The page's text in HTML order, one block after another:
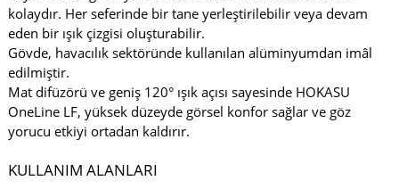
kolaydır. Her seferinde bir tane yerleştirilebilir veya devam
eden bir ışık çizgisi oluşturabilir.
Gövde, havacılık sektöründe kullanılan alüminyumdan imâl
edilmiştir.
Mat difüzörü ve geniş 120° ışık açısı sayesinde HOKASU
OneLine LF, yüksek düzeyde görsel konfor sağlar ve göz
yorucu etkiyi ortadan kaldırır.
KULLANIM ALANLARI